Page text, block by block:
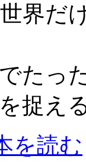
界だ
たっ
捉え
を読む